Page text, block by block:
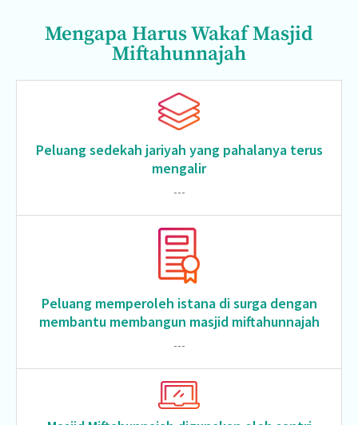
Mengapa Harus Wakaf Masjid
Miftahunnajah
Peluang sedekah jariyah yang pahalanya terus
mengalir
---
Peluang memperoleh istana di surga dengan
membantu membangun masjid miftahunnajah
---